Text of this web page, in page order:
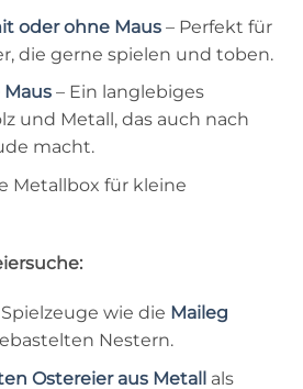
oder ohne Maus– Perfekt für
die gerne spielen und toben.
– Ein langlebiges
und Metall, das auch nach
macht.
Metallbox für kleine
wie die Maileg
Nestern.
Ostereier aus Metallals